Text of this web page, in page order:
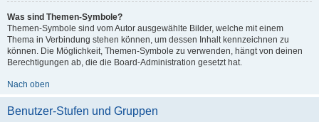
Was sind Themen-Symbole?
Themen-Symbole sind vom Autor ausgewählte Bilder, welche mit einem
Thema in Verbindung stehen können, um dessen Inhalt kennzeichnen zu
können. Die Möglichkeit, Themen-Symbole zu verwenden, hängt von deinen
Berechtigungen ab, die die Board-Administration gesetzt hat.
Nach oben
Benutzer-Stufen und Gruppen